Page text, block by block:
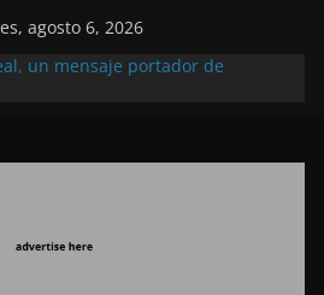
agosto 6, 2026
un mensaje portador de
de los grandes proyectos de